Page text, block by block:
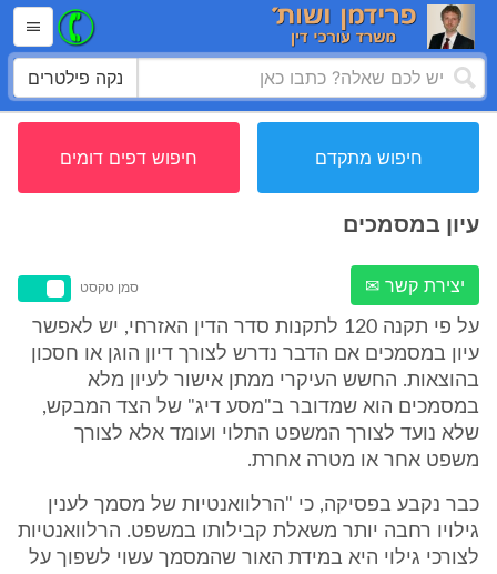
נקה פילטרים
חיפוש מתקדם חיפוש דפים דומים
עיון במסמכים
יצירת קשר ✉ סמן טקסט
על פי תקנה 120 לתקנות סדר הדין האזרחי, יש לאפשר
עיון במסמכים אם הדבר נדרש לצורך דיון הוגן או חסכון
בהוצאות. החשש העיקרי ממתן אישור לעיון מלא
במסמכים הוא שמדובר ב"מסע דיג" של הצד המבקש,
שלא נועד לצורך המשפט התלוי ועומד אלא לצורך
משפט אחר או מטרה אחרת.
כבר נקבע בפסיקה, כי "הרלוואנטיות של מסמך לענין
גילויו רחבה יותר משאלת קבילותו במשפט. הרלוואנטיות
לצורכי גילוי היא במידת האור שהמסמך עשוי לשפוך על